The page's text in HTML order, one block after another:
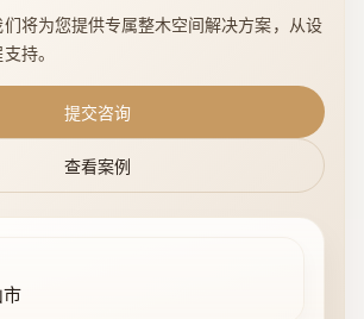
将为您提供专属整木空间解决方案，从设
持。
提交咨询
查看案例